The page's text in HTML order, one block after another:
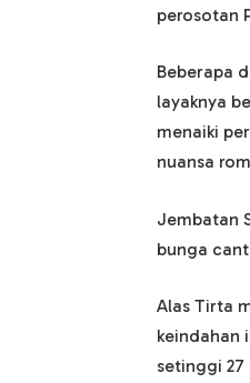
perosotan
Beberapa
layaknya
menaiki
nuansa
Jembatan
bunga
Alas Tirta
keindahan
setinggi